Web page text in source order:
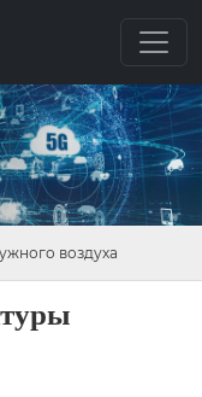
воздуха